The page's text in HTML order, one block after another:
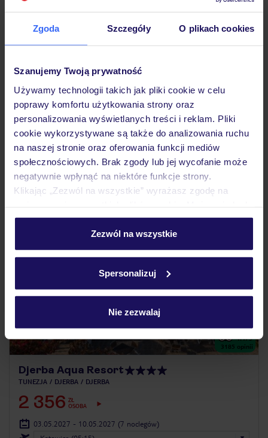
Zgoda Szczegóły O plikach cookies
Szanujemy Twoją prywatność
Używamy technologii takich jak pliki cookie w celu
poprawy komfortu użytkowania strony oraz
personalizowania wyświetlanych treści i reklam. Pliki
cookie wykorzystywane są także do analizowania ruchu
na naszej stronie oraz oferowania funkcji mediów
społecznościowych. Brak zgody lub jej wycofanie może
negatywnie wpłynąć na niektóre funkcje strony.
Klikając „Zezwól na wszystkie” wyrażasz zgodę na
personalizować swój wybór wchodząc w zakładkę
Szczegółowe informacje o plikach cookie znajdziesz
Zezwól na wszystkie
Spersonalizuj
Nie zezwalaj
715 opinii
2 324 OSOBA
06.05.2027 - 13.05.2027 (7 noclegów)
Katowice (03:20)
All Inclusive
Basen ze zjeżdżalniami
4.1/5
3185 opinii
Djerba Aqua Resort
TUNEZJA DJERBA DJERBA
2 356 ZŁ
OSOBA
03.05.2027 - 10.05.2027 (7 noclegów)